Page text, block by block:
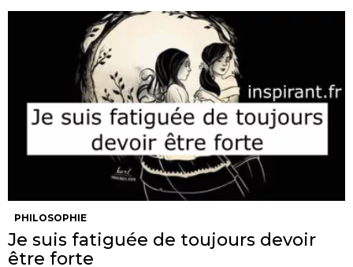
PHILOSOPHIE
Je suis fatiguée de toujours devoir
être forte